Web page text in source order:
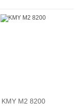
KMY M2 8200